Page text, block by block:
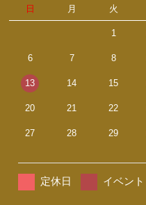
日 月 火
1
6 7 8
13 14 15
20 21 22
27 28 29
定休日 イベント